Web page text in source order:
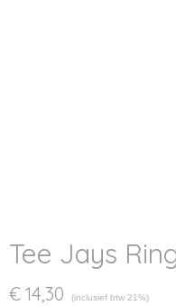
Tee Jays
€ 14,30 (inclusief btw 21%)